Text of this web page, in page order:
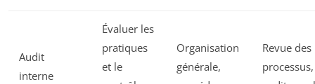
Audit
interne
Évaluer les
pratiques
et le
Organisation
générale,
Revue des
processus,